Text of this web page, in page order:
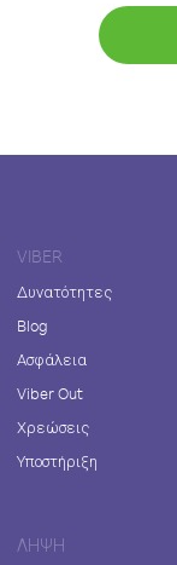
VIBER
Δυνατότητες
Blog
Ασφάλεια
Viber Out
Χρεώσεις
Υποστήριξη
ΛΉΨΗ